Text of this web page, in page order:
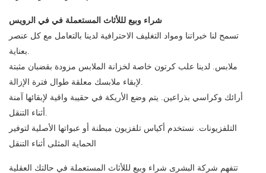
شراء وبيع لللأثاث المستعملة في في الرويس
تسمح لنا خبراتنا ومواد التغليف الاحترافية لدينا بالتعامل مع كل عنصر
ملابس. لدينا علب كرتون خاصة لخزانة الملابس مزودة بقضبان مثبتة
أرائك وكراسي بذراعين. يتم وضع الأريكة في حقيبة واقية لإبقائها آمنة
التلفزيونات. نستخدم أكياس تلفزيون مبطنة أو عبواتها الأصلية لتوفير
الحماية المثلى أثناء التنقل
تتفهم شركة البشرى شراء وبيع لللأثاث المستعملة في حالتك العقلية